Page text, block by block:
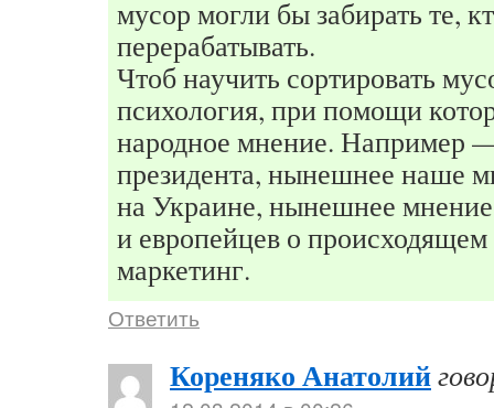
мусор могли бы забирать те,
перерабатывать.
Чтоб научить сортировать
психология, при помощи
народное мнение. Например
президента, нынешнее наше
на Украине, нынешнее
и европейцев о
маркетинг.
Ответить
Кореняко Анатолий